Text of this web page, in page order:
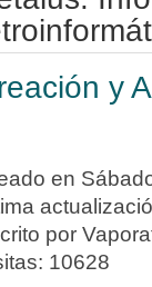
. Con
alguno.
un PC
política
periféricos
y
en
por
10628